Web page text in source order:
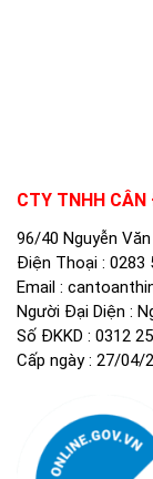
CTY TNHH
96/40 Nguyễn
Điện Thoại : 0283
Email :
Người Đại Diện :
Số ĐKKD : 0312
Cấp ngày : 27/04/